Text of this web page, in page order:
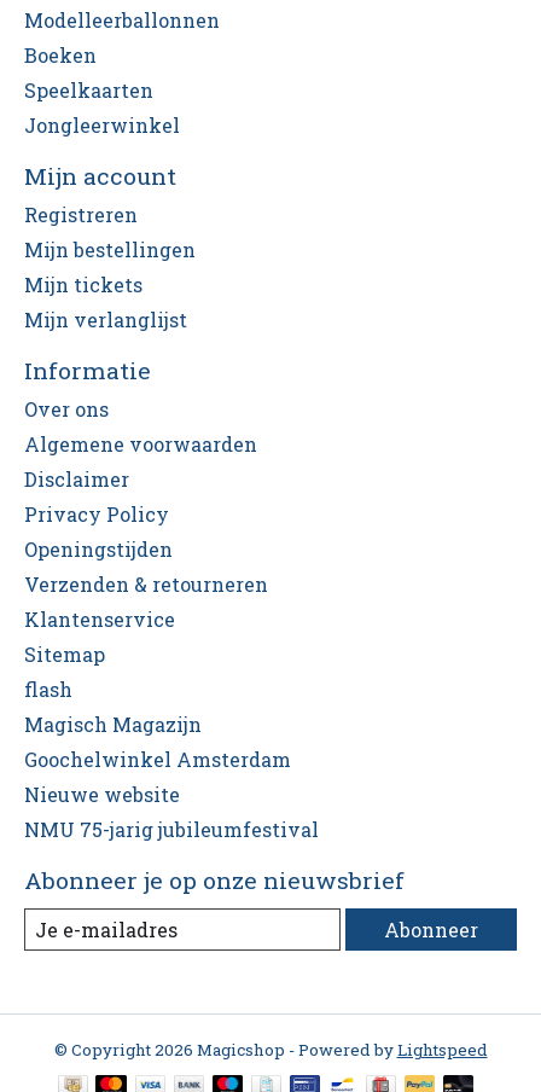
Modelleerballonnen
Boeken
Speelkaarten
Jongleerwinkel
Mijn account
Registreren
Mijn bestellingen
Mijn tickets
Mijn verlanglijst
Informatie
Over ons
Algemene voorwaarden
Disclaimer
Privacy Policy
Openingstijden
Verzenden & retourneren
Klantenservice
Sitemap
flash
Magisch Magazijn
Goochelwinkel Amsterdam
Nieuwe website
NMU 75-jarig jubileumfestival
Abonneer je op onze nieuwsbrief
Abonneer
© Copyright 2026 Magicshop - Powered byLightspeed